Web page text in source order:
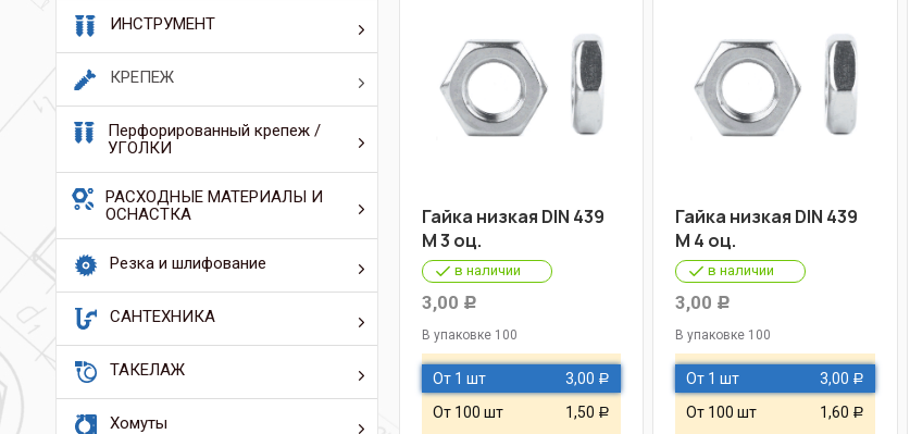
ИНСТРУМЕНТ
КРЕПЕЖ
Перфорированный крепеж /
УГОЛКИ
РАСХОДНЫЕ МАТЕРИАЛЫ И
ОСНАСТКА
Резка и шлифование
САНТЕХНИКА
ТАКЕЛАЖ
Хомуты
Гайка низкая DIN 439
М 3 оц.
в наличии
3,00 Р
В упаковке 100
От 1 шт 3,00 Р
От 100 шт 1,50 Р
Гайка низкая DIN 439
М 4 оц.
в наличии
3,00 Р
В упаковке 100
От 1 шт 3,00 Р
От 100 шт 1,60 Р